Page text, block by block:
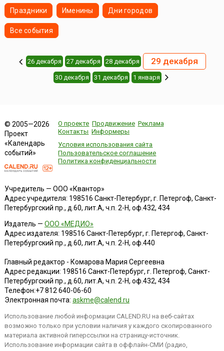
Праздники Именины Дни городов
Все события
26 декабря 27 декабря 28 декабря 29 декабря
30 декабря 31 декабря 1 января
© 2005—2026
Проект
«Календарь
событий»
О проекте Продвижение Реклама
Контакты Информеры
Условия использования сайта
Пользовательское соглашение
Политика конфиденциальности
Учредитель — ООО «Квантор»
Адрес учредителя: 198516 Санкт-Петербург, г. Петергоф, Санкт-
Петербургский пр., д.60, лит.А, ч.п. 2-Н, оф.432, 434
Издатель — ООО «МЕДИО»
Адрес издателя: 198516 Санкт-Петербург, г. Петергоф, Санкт-
Петербургский пр., д.60, лит.А, ч.п. 2-Н, оф.440
Главный редактор - Комарова Мария Сергеевна
Адрес редакции: 198516 Санкт-Петербург, г. Петергоф, Санкт-
Петербургский пр., д.60, лит.А, ч.п. 2-Н, оф.432, 434
Телефон:+7 812 640-06-60
Электронная почта: askme@calend.ru
Использование любой информации CALEND.RU на веб-сайтах
возможно только при условии наличия у каждого скопированного
материала активной гиперссылки на страницу-источник.
Использование информации сайта в оффлайн-СМИ (радио,